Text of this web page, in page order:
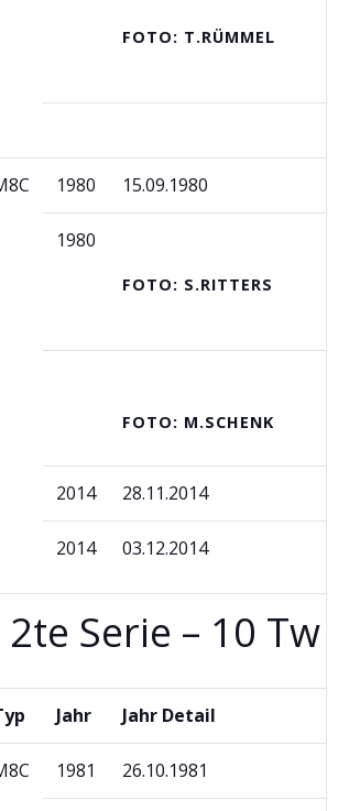
FOTO: T.RÜMMEL
1980 15.09.1980
1980
FOTO: S.RITTERS
FOTO: M.SCHENK
2014 28.11.2014
2014 03.12.2014
2te Serie – 10 Tw
Jahr Jahr Detail
1981 26.10.1981